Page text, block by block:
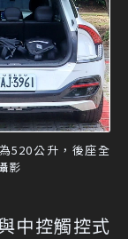
520公升，後座全
影
中控觸控式